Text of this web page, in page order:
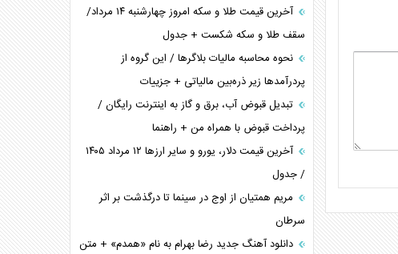
آخرین قیمت طلا و سکه امروز چهارشنبه ۱۴ مرداد/
سقف طلا و سکه شکست + جدول
نحوه محاسبه مالیات بلاگر‌ها / این گروه از
پردرآمد‌ها زیر ذره‌بین مالیاتی + جزییات
تبدیل قبوض آب، برق و گاز به اینترنت رایگان /
پرداخت قبوض با همراه من + راهنما
آخرین قیمت دلار، یورو و سایر ارز‌ها ۱۲ مرداد ۱۴۰۵
/ جدول
مریم همتیان از اوج در سینما تا درگذشت بر اثر
سرطان
دانلود آهنگ جدید رضا بهرام به نام «همدم» + متن